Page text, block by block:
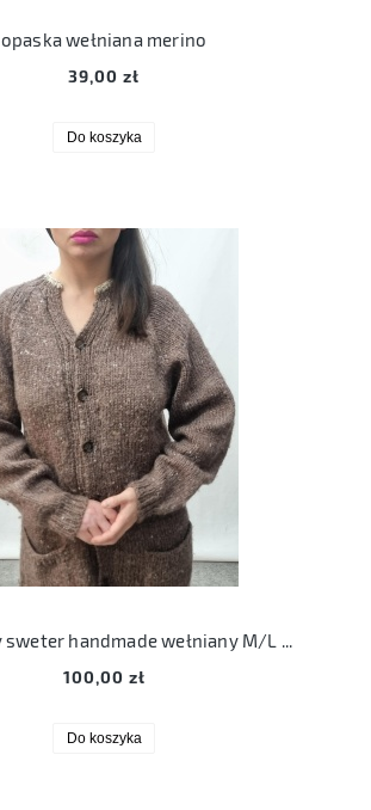
opaska wełniana merino
39,00 zł
Do koszyka
Orzechowy sweter handmade wełniany M/L skandynawski islandzki
100,00 zł
Do koszyka